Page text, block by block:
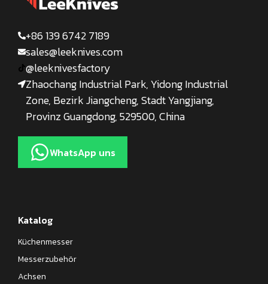
+86 139 6742 7189
sales@leeknives.com
@leeknivesfactory
Zhaochang Industrial Park, Yidong Industrial
Zone, Bezirk Jiangcheng, Stadt Yangjiang,
Provinz Guangdong, 529500, China
WhatsApp uns
Katalog
Küchenmesser
Messerzubehör
Achsen